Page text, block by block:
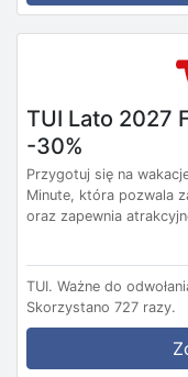
TUI Lato 2027
-30%
Przygotuj się na
Minute, która pozwala
oraz zapewnia
TUI. Ważne do
Skorzystano 727 razy.